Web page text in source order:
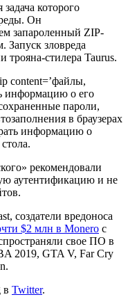
которого
Он
запароленный ZIP-
Запуск зловреда
стилера Taurus.
content=’файлы,
информацию о его
пароли,
в браузерах
информацию о
рекомендовали
аутентификацию и не
создатели вредоноса
$2 млн в Monero с
свое ПО в
2019, GTA V, Far Cry
в Twitter.